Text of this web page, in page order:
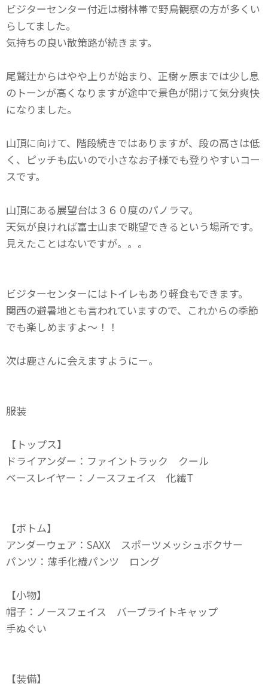
ビジターセンター付近は樹林帯で野鳥観察の方が多くい
らしてました。
気持ちの良い散策路が続きます。
尾鷲辻からはやや上りが始まり、正樹ヶ原までは少し息
のトーンが高くなりますが途中で景色が開けて気分爽快
になりました。
山頂に向けて、階段続きではありますが、段の高さは低
く、ピッチも広いので小さなお子様でも登りやすいコー
スです。
山頂にある展望台は３６０度のパノラマ。
天気が良ければ富士山まで眺望できるという場所です。
見えたことはないですが。。。
ビジターセンターにはトイレもあり軽食もできます。
関西の避暑地とも言われていますので、これからの季節
でも楽しめますよ～！！
次は鹿さんに会えますようにー。
服装
【トップス】
ドライアンダー：ファイントラック クール
ベースレイヤー：ノースフェイス 化繊T
【ボトム】
アンダーウェア：SAXX スポーツメッシュボクサー
パンツ：薄手化繊パンツ ロング
【小物】
帽子：ノースフェイス バーブライトキャップ
手ぬぐい
【装備】